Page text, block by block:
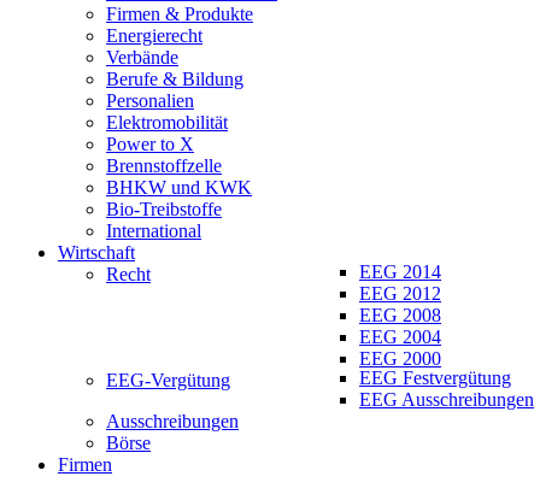
Firmen & Produkte
Energierecht
Verbände
Berufe & Bildung
Personalien
Elektromobilität
Power to X
Brennstoffzelle
BHKW und KWK
Bio-Treibstoffe
International
Wirtschaft
Recht
EEG 2014
EEG 2012
EEG 2008
EEG 2004
EEG 2000
EEG-Vergütung
EEG Festvergütung
EEG Ausschreibungen
Ausschreibungen
Börse
Firmen